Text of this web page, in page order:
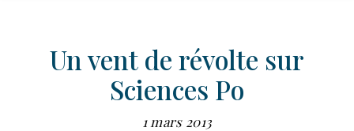
Un vent de révolte sur
Sciences Po
1 mars 2013